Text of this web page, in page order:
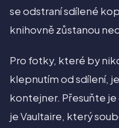
se odstraní sdílené
knihovně zůstanou
Pro fotky, které by
klepnutím od sdílení,
kontejner. Přesuňte
je Vaultaire, který